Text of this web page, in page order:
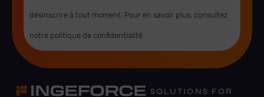
désinscrire à tout moment. Pour en savoir plus, consultez
notre politique de confidentialité
SOLUTIONS FOR